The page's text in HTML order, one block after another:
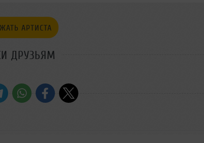
АРТИСТА
ДРУЗЬЯМ